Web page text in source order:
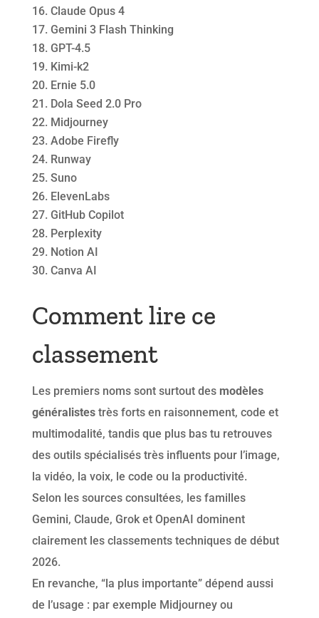
Claude Opus 4
Gemini 3 Flash Thinking
GPT-4.5
Kimi-k2
Ernie 5.0
Dola Seed 2.0 Pro
Midjourney
Adobe Firefly
Runway
Suno
ElevenLabs
GitHub Copilot
Perplexity
Notion AI
Canva AI
Comment lire ce
classement
Les premiers noms sont surtout des modèles
généralistestrès forts en raisonnement, code et
multimodalité, tandis que plus bas tu retrouves
des outils spécialisés très influents pour l’image,
la vidéo, la voix, le code ou la productivité.
Selon les sources consultées, les familles
Gemini, Claude, Grok et OpenAI dominent
clairement les classements techniques de début
2026.
En revanche, “la plus importante” dépend aussi
de l’usage : par exemple Midjourney ou